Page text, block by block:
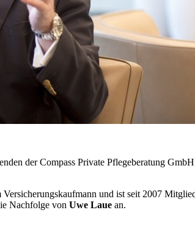
der Compass Private Pflegeberatung
und ist seit 2007
Nachfolge von Uwe Laue an.